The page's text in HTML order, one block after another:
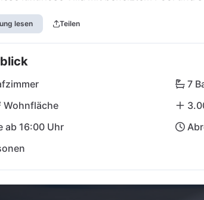
aus dem Jahr 1864 mit
Sportbereich oder erkunde charmante
einen Tag an den Stränden der
Privatsphäre und natürlicher
lesen Teilen
7
Wohnfläche
ab 16:00 Uhr